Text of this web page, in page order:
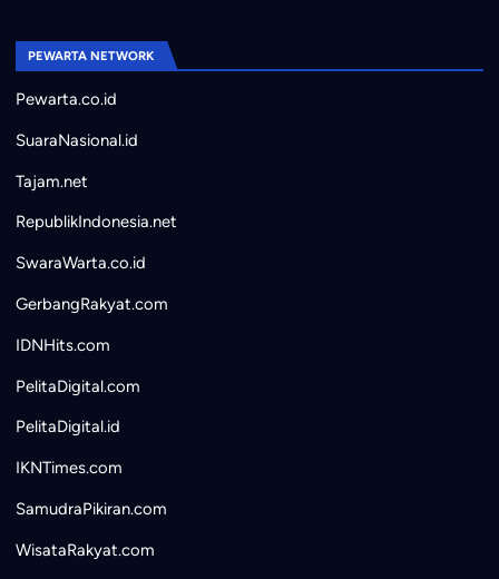
PEWARTA NETWORK
Pewarta.co.id
SuaraNasional.id
Tajam.net
RepublikIndonesia.net
SwaraWarta.co.id
GerbangRakyat.com
IDNHits.com
PelitaDigital.com
PelitaDigital.id
IKNTimes.com
SamudraPikiran.com
WisataRakyat.com